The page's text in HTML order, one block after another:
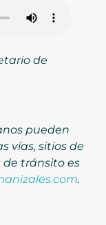
de
pueden
vías, sitios de
tránsito es
.